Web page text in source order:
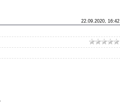
22.09.2020, 16:42